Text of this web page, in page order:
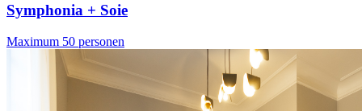
Symphonia + Soie
Maximum 50 personen